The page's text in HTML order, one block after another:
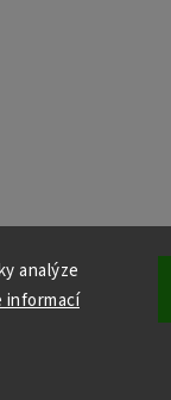
analýze
informací